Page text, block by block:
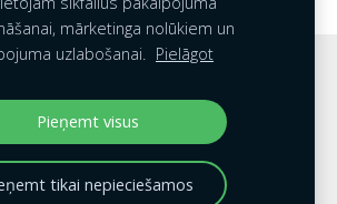
mārketinga nolūkiem un
uzlabošanai. Pielāgot
Pieņemt visus
tikai nepieciešamos